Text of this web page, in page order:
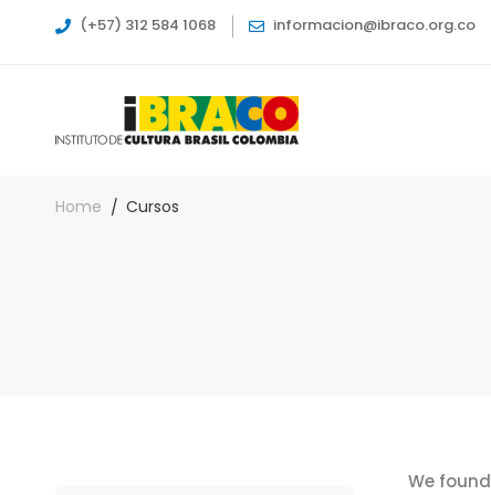
(+57) 312 584 1068 informacion@ibraco.org.co
Home Cursos
We found